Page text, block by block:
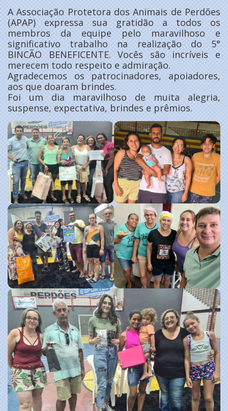
A Associação Protetora dos Animais de Perdões
(APAP) expressa sua gratidão a todos os
membros da equipe pelo maravilhoso e
significativo trabalho na realização do 5°
BINCÃO BENEFICENTE. Vocês são incríveis e
merecem todo respeito e admiração.
Agradecemos os patrocinadores, apoiadores,
aos que doaram brindes.
Foi um dia maravilhoso de muita alegria,
suspense, expectativa, brindes e prêmios.